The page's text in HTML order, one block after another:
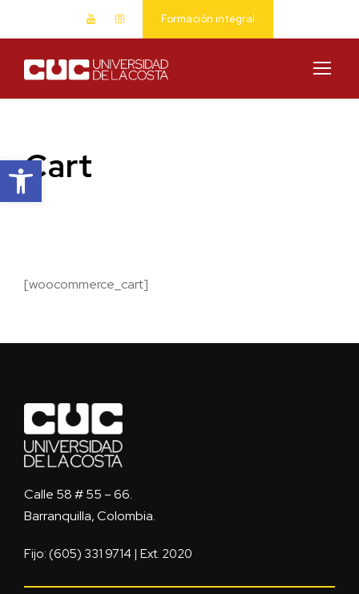
Abrir barra de herramientas
Formación integral
Cart
[woocommerce_cart]
Calle 58 # 55 – 66.
Barranquilla, Colombia.
Fijo: (605) 331 9714 | Ext. 2020